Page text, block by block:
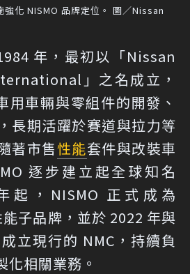
化 NISMO 品牌定位。 圖／Nissan
年，最初以「Nissan
」之名成立，
用車輛與零組件的開發、
長期活躍於賽道與拉力等
著市售性能套件與改裝車
逐步建立起全球知名
起，NISMO 正式成為
子品牌，並於 2022 年與
立現行的 NMC，持續負
化相關業務。